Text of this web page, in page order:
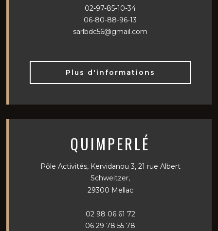
02-97-85-10-34
06-80-88-96-13
sarlbdc56@gmail.com
Plus d'informations
QUIMPERLÉ
Pôle Activités, Kervidanou 3, 21 rue Albert
Schweitzer,
29300 Mellac
02 98 06 61 72
06 29 78 55 78